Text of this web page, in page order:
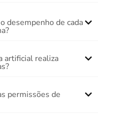
desempenho de cada
artificial realiza
permissões de